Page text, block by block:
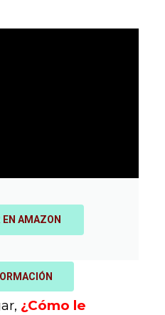
AMAZON
¿Cómo le